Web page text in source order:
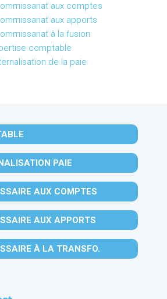
aux comptes
aux apports
à la fusion
comptable
de la paie
PAIE
AUX COMPTES
AUX APPORTS
À LA TRANSFO.